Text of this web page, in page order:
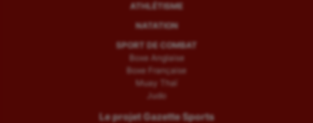
ATHLÉTISME
NATATION
SPORT DE COMBAT
Boxe Anglaise
Boxe Française
Muay Thaï
Judo
Le projet Gazette Sports